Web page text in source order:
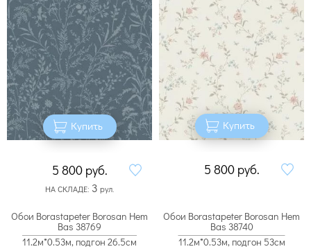
Купить
5 800 руб.
НА СКЛАДЕ: 3 рул.
Купить
5 800 руб.
Обои Borastapeter Borosan Hem
Bas 38769
11.2м*0.53м, подгон 26.5см
Обои Borastapeter Borosan Hem
Bas 38740
11.2м*0.53м, подгон 53см